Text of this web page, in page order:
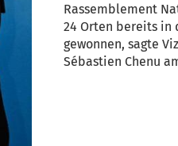
Rassemblement
24 Orten bereits in
gewonnen, sagte
Sébastien Chenu